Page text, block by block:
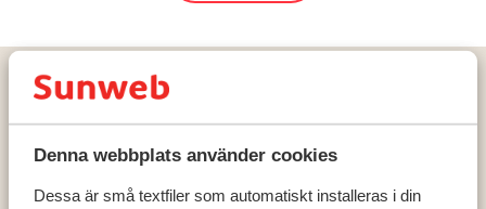
Denna webbplats använder cookies
Dessa är små textfiler som automatiskt installeras i din
Hem Skidresor Frankrike